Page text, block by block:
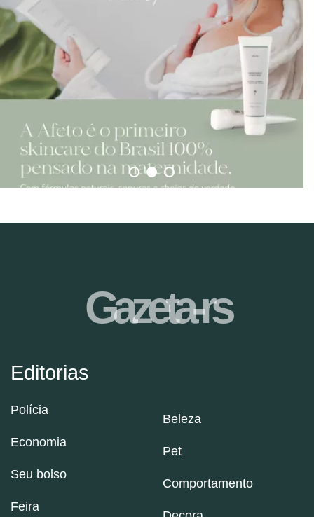
Editorias
Polícia
Economia
Seu bolso
Feira
Beleza
Pet
Comportamento
Gazeta-rs